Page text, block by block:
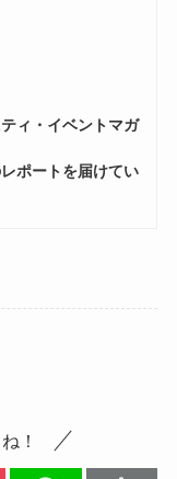
ィ・イベントマガ
ポートを届けてい
！